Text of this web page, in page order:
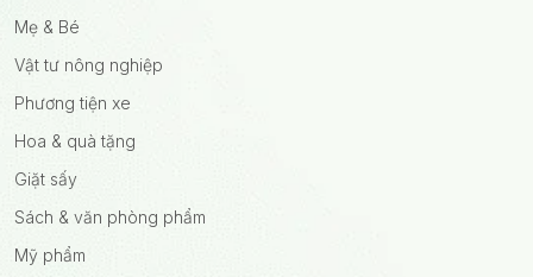
Mẹ & Bé
Vật tư nông nghiệp
Phương tiện xe
Hoa & quà tặng
Giặt sấy
Sách & văn phòng phẩm
Mỹ phẩm